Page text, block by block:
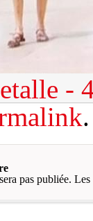
-
.
pas publiée. Les